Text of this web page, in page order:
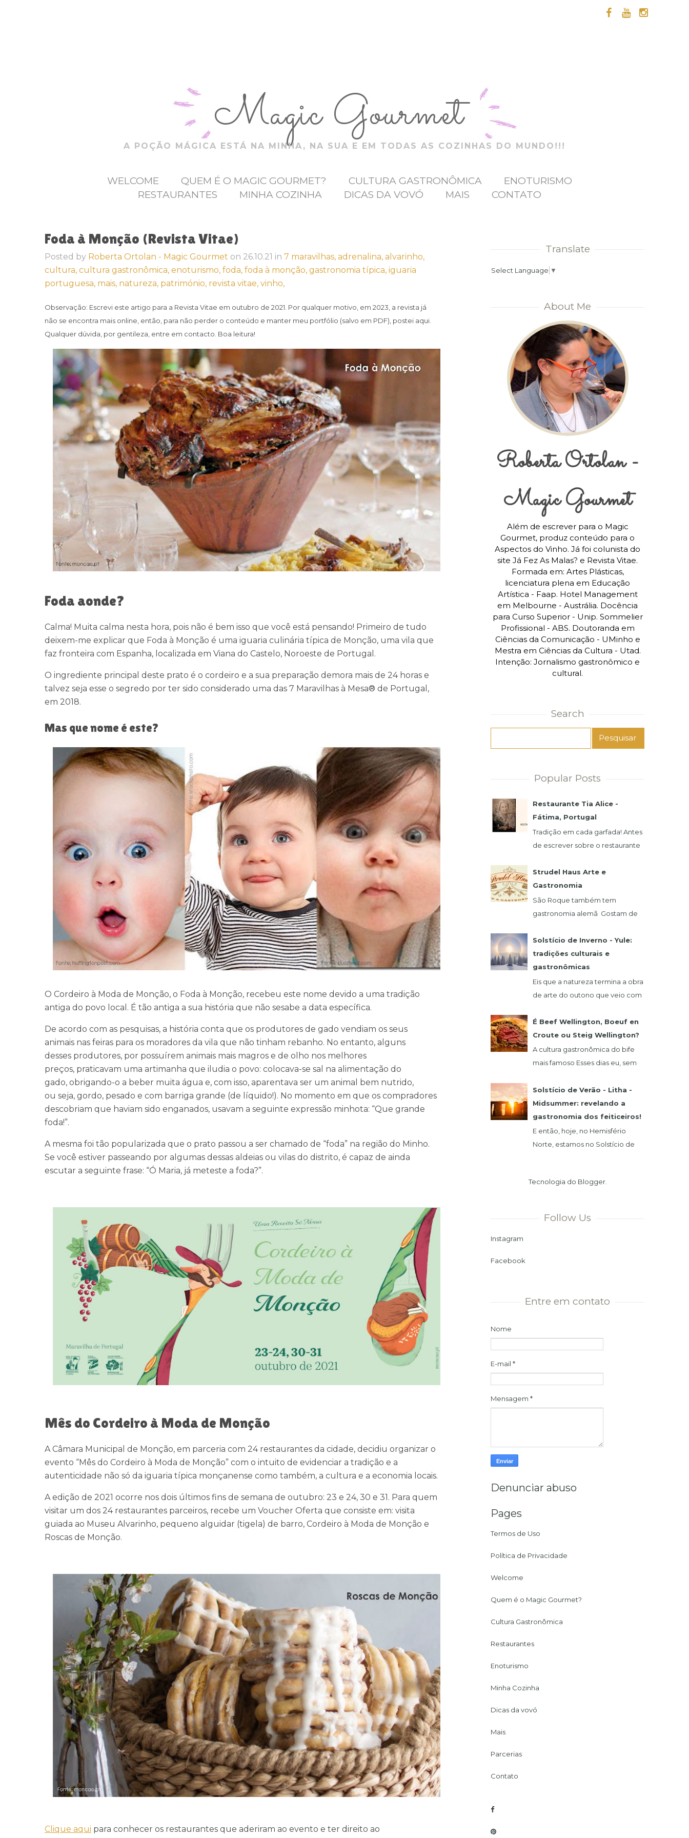
Magic Gourmet
A POÇÃO MÁGICA ESTÁ NA MINHA, NA SUA E EM TODAS AS COZINHAS DO MUNDO!!!
WELCOME QUEM É O MAGIC GOURMET? CULTURA GASTRONÔMICA
ENOTURISMO
RESTAURANTES
MINHA COZINHA DICAS DA VOVÓ MAIS CONTATO
Foda à Monção (Revista Vitae)
Posted by Roberta Ortolan - Magic Gourmet on 26.10.21 in 7 maravilhas, adrenalina, alvarinho,
cultura, cultura gastronômica, enoturismo, foda, foda à monção, gastronomia típica, iguaria
portuguesa, mais, natureza, património, revista vitae, vinho,
Observação: Escrevi este artigo para a Revista Vitae em outubro de 2021. Por qualquer motivo, em 2023, a revista já
não se encontra mais online, então, para não perder o conteúdo e manter meu portfólio (salvo em PDF), postei aqui.
Qualquer dúvida, por gentileza, entre em contacto. Boa leitura!
Foda aonde?
Calma! Muita calma nesta hora, pois não é bem isso que você está pensando! Primeiro de tudo
deixem-me explicar que Foda à Monção é uma iguaria culinária típica de Monção, uma vila que
faz fronteira com Espanha, localizada em Viana do Castelo, Noroeste de Portugal.
O ingrediente principal deste prato é o cordeiro e a sua preparação demora mais de 24 horas e
talvez seja esse o segredo por ter sido considerado uma das 7 Maravilhas à Mesa® de Portugal,
em 2018.
Mas que nome é este?
O Cordeiro à Moda de Monção, o Foda à Monção, recebeu este nome devido a uma tradição
antiga do povo local. É tão antiga a sua história que não sesabe a data específica.
De acordo com as pesquisas, a história conta que os produtores de gado vendiam os seus
animais nas feiras para os moradores da vila que não tinham rebanho. No entanto, alguns
desses produtores, por possuírem animais mais magros e de olho nos melhores
preços, praticavam uma artimanha que iludia o povo: colocava-se sal na alimentação do
gado, obrigando-o a beber muita água e, com isso, aparentava ser um animal bem nutrido,
ou seja, gordo, pesado e com barriga grande (de líquido!). No momento em que os compradores
descobriam que haviam sido enganados, usavam a seguinte expressão minhota: “Que grande
foda!”.
A mesma foi tão popularizada que o prato passou a ser chamado de “foda” na região do Minho.
Se você estiver passeando por algumas dessas aldeias ou vilas do distrito, é capaz de ainda
escutar a seguinte frase: “Ó Maria, já meteste a foda?”.
Mês do Cordeiro à Moda de Monção
A Câmara Municipal de Monção, em parceria com 24 restaurantes da cidade, decidiu organizar o
evento “Mês do Cordeiro à Moda de Monção” com o intuito de evidenciar a tradição e a
autenticidade não só da iguaria típica monçanense como também, a cultura e a economia locais.
A edição de 2021 ocorre nos dois últimos fins de semana de outubro: 23 e 24, 30 e 31. Para quem
visitar um dos 24 restaurantes parceiros, recebe um Voucher Oferta que consiste em: visita
guiada ao Museu Alvarinho, pequeno alguidar (tigela) de barro, Cordeiro à Moda de Monção e
Roscas de Monção.
Clique aqui para conhecer os restaurantes que aderiram ao evento e ter direito ao
Translate
Select Language ▼
About Me
Roberta Ortolan -
Magic Gourmet
Além de escrever para o Magic
Gourmet, produz conteúdo para o
Aspectos do Vinho. Já foi colunista do
site Já Fez As Malas? e Revista Vitae.
Formada em: Artes Plásticas,
licenciatura plena em Educação
Artística - Faap. Hotel Management
em Melbourne - Austrália. Docência
para Curso Superior - Unip. Sommelier
Profissional - ABS. Doutoranda em
Ciências da Comunicação - UMinho e
Mestra em Ciências da Cultura - Utad.
Intenção: Jornalismo gastronômico e
cultural.
Search
Popular Posts
Restaurante Tia Alice -
Fátima, Portugal
Tradição em cada garfada! Antes
de escrever sobre o restaurante
agradecer imensamente pela
atenção de seu filho,...
Strudel Haus Arte e
Gastronomia
São Roque também tem
gastronomia alemã Gostam de
de um restaurante que fica na
região de São Roque, o qua...
Solstício de Inverno - Yule:
tradições culturais e
gastronômicas
Eis que a natureza termina a obra
de arte do outono que veio com
vermelho, laranja e amarelo. 21
de dezembro abre as...
É Beef Wellington, Boeuf en
Croute ou Steig Wellington?
A cultura gastronômica do bife
mais famoso Esses dias eu, sem
francês Claude Troisgros no qual
ele ensinava um a...
Solstício de Verão - Litha -
Midsummer: revelando a
gastronomia dos feiticeiros!
E então, hoje, no Hemisfério
Norte, estamos no Solstício de
do ano. Momento ...
Tecnologia do Blogger.
Follow Us
Instagram
Facebook
Entre em contato
Nome
E-mail *
Mensagem *
Denunciar abuso
Pages
Termos de Uso
Política de Privacidade
Welcome
Quem é o Magic Gourmet?
Cultura Gastronômica
Restaurantes
Enoturismo
Minha Cozinha
Dicas da vovó
Mais
Parcerias
Contato